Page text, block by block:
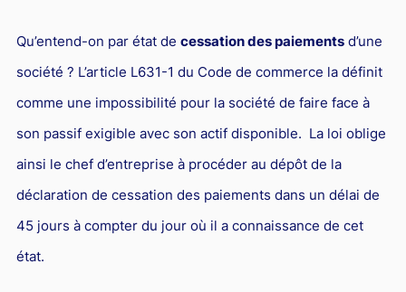
Hôtellerie et restauration
Énergie
Droit de la concurrence
Responsabilité civile
Qu’entend-on par état de cessation des paiementsd’une
société ? L’article L631-1 du Code de commerce la définit
comme une impossibilité pour la société de faire face à
son passif exigible avec son actif disponible. La loi oblige
ainsi le chef d’entreprise à procéder au dépôt de la
déclaration de cessation des paiements dans un délai de
45 jours à compter du jour où il a connaissance de cet
état.